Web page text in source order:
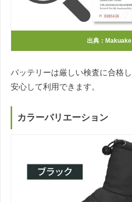
出典： Makuake
バッテリーは厳しい検査に合格
安心して利用できます。
カラーバリエーション